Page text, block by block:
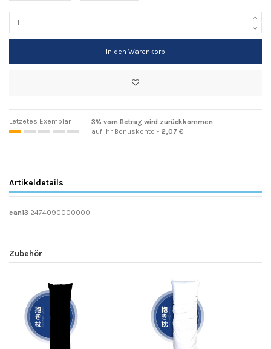
In den Warenkorb
Letzetes Exemplar
3% vom Betrag wird zurückkommen
auf Ihr Bonuskonto - 2,07 €
Artikeldetails
ean13 2474090000000
Zubehör